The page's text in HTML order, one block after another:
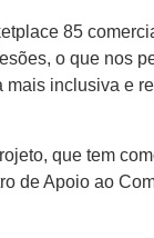
85
o que nos
mais inclusiva e
que tem
de Apoio ao